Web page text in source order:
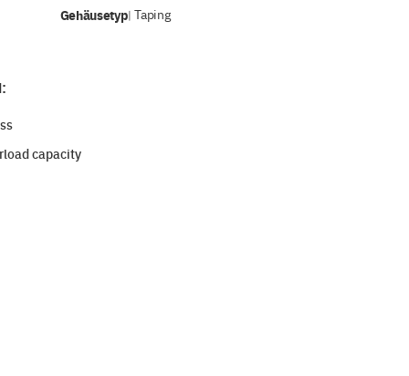
Gehäusetyp|Taping
capacity